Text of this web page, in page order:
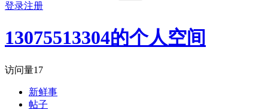
登录注册
13075513304的个人空间
访问量17
新鲜事
帖子